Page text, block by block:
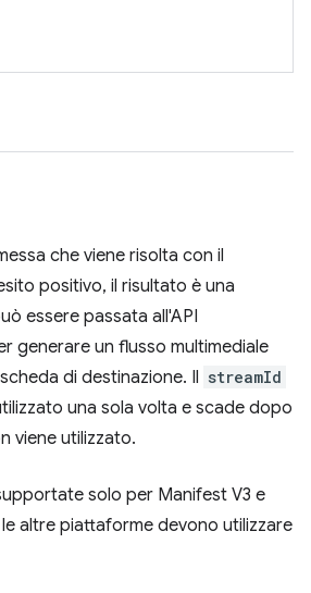
che viene risolta con il
positivo, il risultato è una
essere passata all'API
generare un flusso multimediale
di destinazione. Il streamId
una sola volta e scade dopo
viene utilizzato.
solo per Manifest V3 e
altre piattaforme devono utilizzare